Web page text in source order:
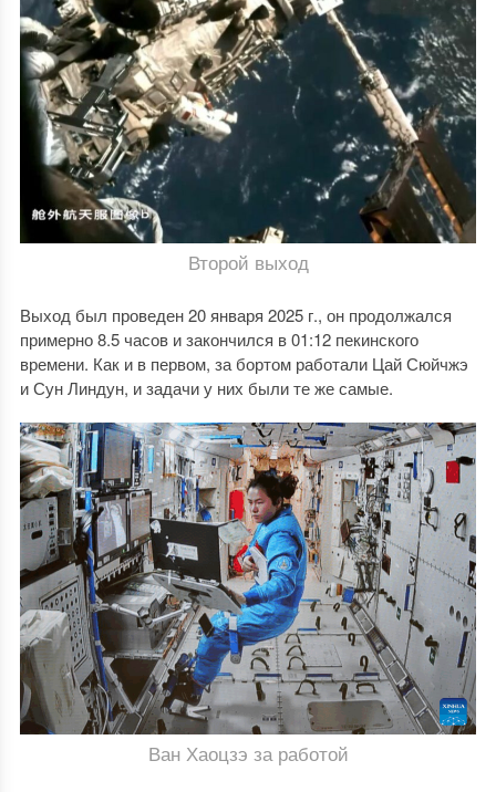
Второй выход
Выход был проведен 20 января 2025 г., он продолжался
примерно 8.5 часов и закончился в 01:12 пекинского
времени. Как и в первом, за бортом работали Цай Сюйчжэ
и Сун Линдун, и задачи у них были те же самые.
Ван Хаоцзэ за работой